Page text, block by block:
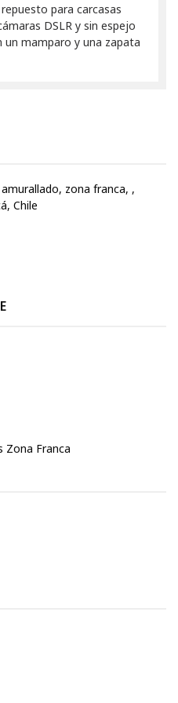
para carcasas
DSLR y sin espejo
un mamparo y una zapata
zona franca, ,
Chile
Zona Franca